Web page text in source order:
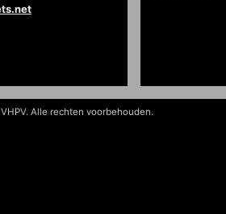
Alle rechten voorbehouden.